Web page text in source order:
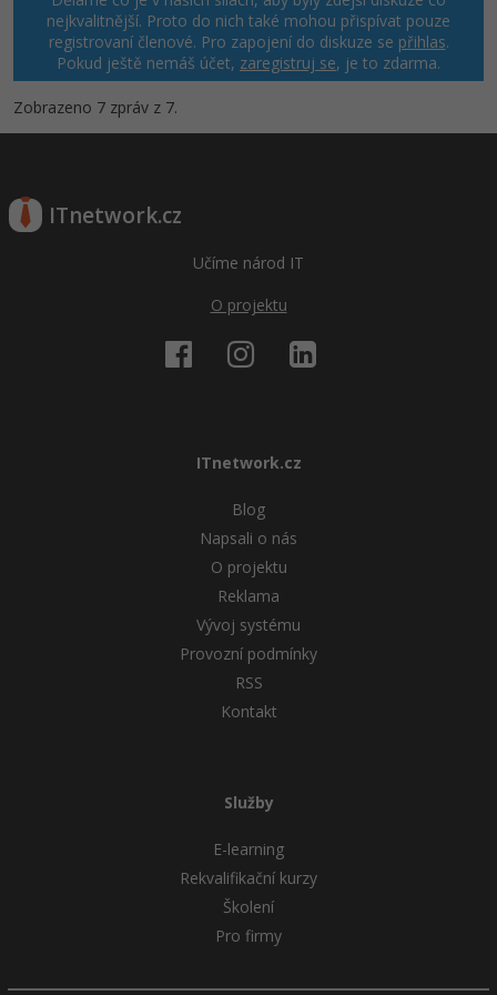
nejkvalitnější. Proto do nich také mohou přispívat pouze
registrovaní členové. Pro zapojení do diskuze se přihlas.
Pokud ještě nemáš účet, zaregistruj se, je to zdarma.
Zobrazeno 7 zpráv z 7.
ITnetwork.cz
Učíme národ IT
O projektu
ITnetwork.cz
Blog
Napsali o nás
O projektu
Reklama
Vývoj systému
Provozní podmínky
RSS
Kontakt
Služby
E-learning
Rekvalifikační kurzy
Školení
Pro firmy